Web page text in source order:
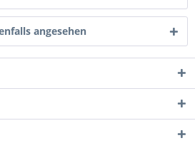
angesehen